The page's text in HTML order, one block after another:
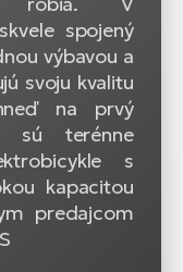
spojený
výbavou a
svoju kvalitu
na prvý
sú terénne
s
kapacitou
predajcom